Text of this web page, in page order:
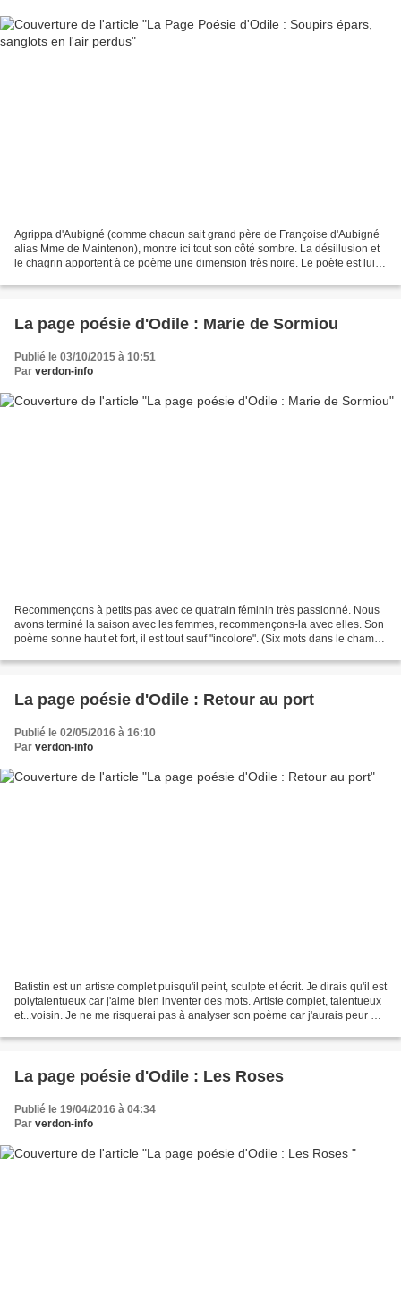
Agrippa d'Aubigné (comme chacun sait grand père de Françoise d'Aubigné
alias Mme de Maintenon), montre ici tout son côté sombre. La désillusion et
le chagrin apportent à ce poème une dimension très noire. Le poète est lui
La page poésie d'Odile : Marie de Sormiou
Publié le 03/10/2015 à 10:51
Par verdon-info
Recommençons à petits pas avec ce quatrain féminin très passionné. Nous
avons terminé la saison avec les femmes, recommençons-la avec elles. Son
poème sonne haut et fort, il est tout sauf "incolore". (Six mots dans le champ
La page poésie d'Odile : Retour au port
Publié le 02/05/2016 à 16:10
Par verdon-info
Batistin est un artiste complet puisqu'il peint, sculpte et écrit. Je dirais qu'il est
polytalentueux car j'aime bien inventer des mots. Artiste complet, talentueux
et...voisin. Je ne me risquerai pas à analyser son poème car j'aurais peur de
La page poésie d'Odile : Les Roses
Publié le 19/04/2016 à 04:34
Par verdon-info